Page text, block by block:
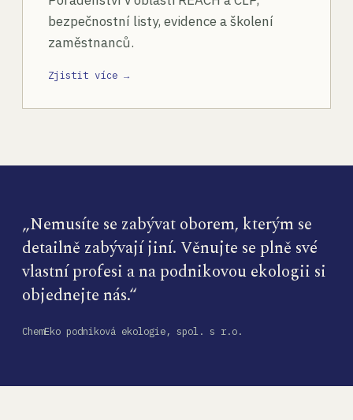
bezpečnostní listy, evidence a školení
zaměstnanců.
Zjistit více →
„Nemusíte se zabývat oborem, kterým se
detailně zabývají jiní. Věnujte se plně své
vlastní profesi a na podnikovou ekologii si
objednejte nás.“
ChemEko podniková ekologie, spol. s r.o.